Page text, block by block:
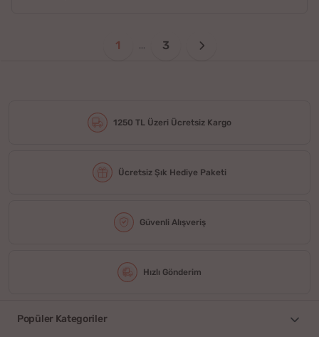
1 3
1250 TL Üzeri Ücretsiz Kargo
Ücretsiz Şık Hediye Paketi
Güvenli Alışveriş
Hızlı Gönderim
Popüler Kategoriler